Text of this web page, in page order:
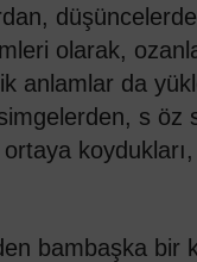
olarak,
anlamlar da
s öz
bambaşka bir